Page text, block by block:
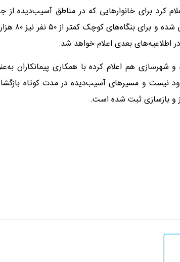
اطلاعیه‌های بعدی اعلام خواهد شد.
هم اعلام کرده با همکاری پیمانکاران
نیست و مسیرهای آسیب‌دیده در مدت کوتاه
و بازسازی ثبت شده است.